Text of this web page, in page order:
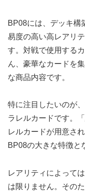
BP08には、デッキ構
易度の高い高レアリ
す。対戦で使用する
ん、豪華なカードを
な商品内容です。
特に注目したいのが
ラレルカードです。
レルカードが用意さ
BP08の大きな特徴と
レアリティによって
は限りません。その